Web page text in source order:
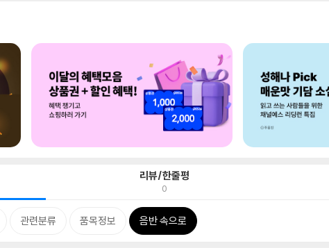
리뷰/한줄평
0
관련분류 품목정보 음반 속으로